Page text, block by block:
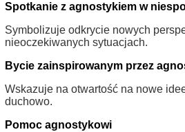
Spotkanie z agnostykiem w
Symbolizuje odkrycie nowych
nieoczekiwanych sytuacjach.
Bycie zainspirowanym przez
Wskazuje na otwartość na nowe
duchowo.
Pomoc agnostykowi